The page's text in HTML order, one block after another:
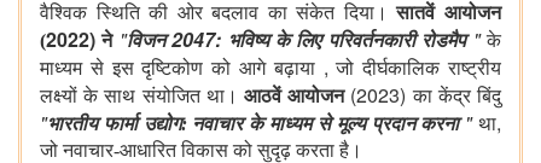
वैश्विक स्थिति की ओर बदलाव का संकेत दिया।
सातवें आयोजन
(2022)ने "विजन2047: भविष्य के लिए परिवर्तनकारी रोडमैप" के
माध्यम से इस दृष्टिकोण को आगे बढ़ाया,जो दीर्घकालिक राष्ट्रीय
लक्ष्यों के साथ संयोजित था। आठवें आयोजन(2023)का केंद्र बिंदु
"भारतीय फार्मा उद्योग: नवाचार के माध्यम से मूल्य प्रदान करना" था,
जो नवाचार-आधारित विकास को सुदृढ़ करता है।